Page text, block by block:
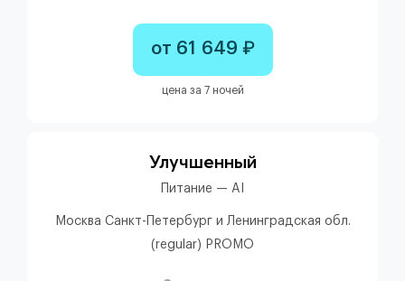
от 61 649 ₽
цена за 7 ночей
Улучшенный
Питание — AI
Москва Санкт-Петербург и Ленинградская обл.
(regular) PROMO